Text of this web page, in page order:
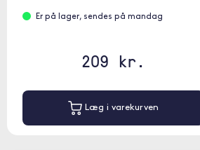
Er på lager, sendes på mandag
209 kr.
Læg i varekurven